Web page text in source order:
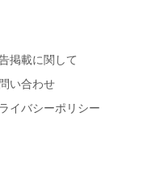
掲載に関して
い合わせ
イバシーポリシー